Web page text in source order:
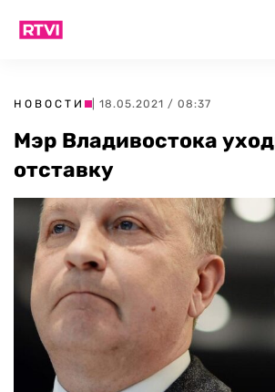
НОВОСТИ | 18.05.2021 / 08:37
Мэр Владивостока
отставку